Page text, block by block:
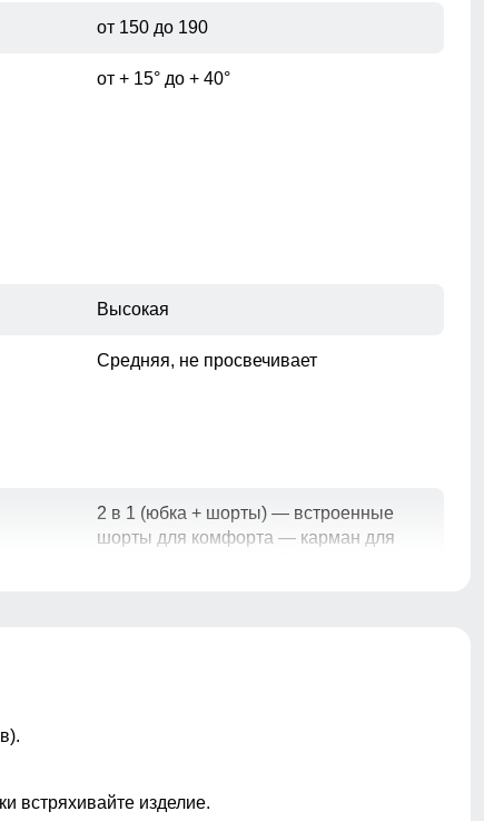
от 150 до 190
от + 15° до + 40°
Высокая
Средняя, не просвечивает
2 в 1 (юбка + шорты) — встроенные
шорты для комфорта — карман для
встряхивайте изделие.